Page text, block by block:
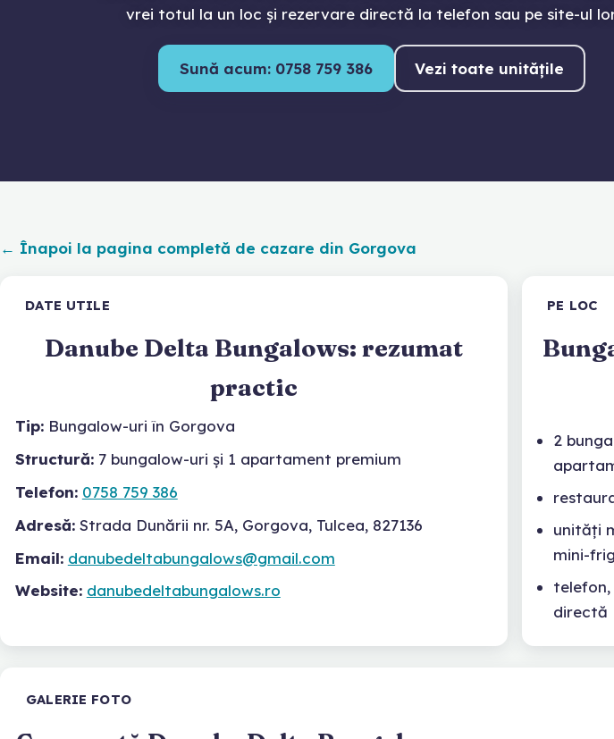
vrei totul la un loc și rezervare directă la telefon sau pe site-ul
Sună acum: 0758 759 386 Vezi toate unitățile
← Înapoi la pagina completă de cazare din Gorgova
DATE UTILE
Danube Delta Bungalows: rezumat
practic
Tip:Bungalow-uri în Gorgova
Structură:7 bungalow-uri și 1 apartament premium
Telefon: 0758 759 386
Adresă:Strada Dunării nr. 5A, Gorgova, Tulcea, 827136
Email: danubedeltabungalows@gmail.com
Website: danubedeltabungalows.ro
PE LOC
2
unități
mini-
directă
GALERIE FOTO